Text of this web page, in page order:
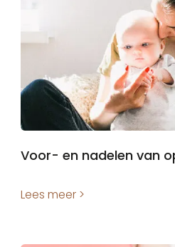
Voor- en nadelen van
Lees meer >